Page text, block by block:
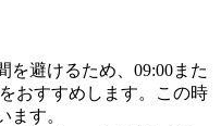
を避けるため、09:00また
おすすめします。この時
ます。